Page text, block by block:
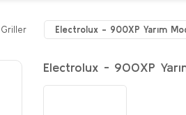
Electrolux - 900XP Yarım
Electrolux - 900XP